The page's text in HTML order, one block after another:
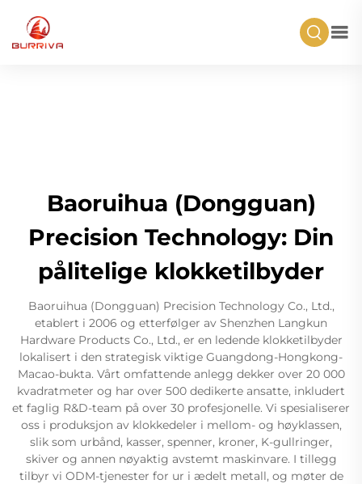
Baoruihua (Dongguan)
Precision Technology: Din
pålitelige klokketilbyder
Baoruihua (Dongguan) Precision Technology Co., Ltd.,
etablert i 2006 og etterfølger av Shenzhen Langkun
Hardware Products Co., Ltd., er en ledende klokketilbyder
lokalisert i den strategisk viktige Guangdong-Hongkong-
Macao-bukta. Vårt omfattende anlegg dekker over 20 000
kvadratmeter og har over 500 dedikerte ansatte, inkludert
et faglig R&D-team på over 30 profesjonelle. Vi spesialiserer
oss i produksjon av klokkedeler i mellom- og høyklassen,
slik som urbånd, kasser, spenner, kroner, K-gullringer,
skiver og annen nøyaktig avstemt maskinvare. I tillegg
tilbyr vi ODM-tjenester for ur i ædelt metall, og møter de